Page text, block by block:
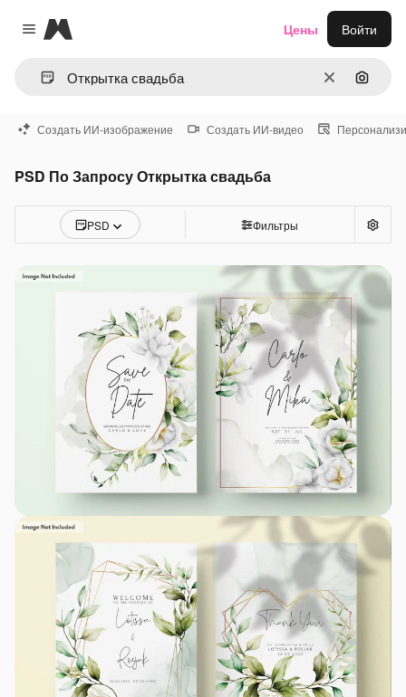
Close menu
Magnific
ОчиститьПоиск
Цены Войти
Создать ИИ-изображение Создать ИИ-видео
PSD По Запросу Открытка свадьба
PSD Фильтры